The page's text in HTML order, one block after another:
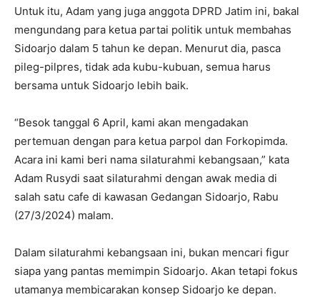
Untuk itu, Adam yang juga anggota DPRD Jatim ini, bakal
mengundang para ketua partai politik untuk membahas
Sidoarjo dalam 5 tahun ke depan. Menurut dia, pasca
pileg-pilpres, tidak ada kubu-kubuan, semua harus
bersama untuk Sidoarjo lebih baik.
“Besok tanggal 6 April, kami akan mengadakan
pertemuan dengan para ketua parpol dan Forkopimda.
Acara ini kami beri nama silaturahmi kebangsaan,” kata
Adam Rusydi saat silaturahmi dengan awak media di
salah satu cafe di kawasan Gedangan Sidoarjo, Rabu
(27/3/2024) malam.
Dalam silaturahmi kebangsaan ini, bukan mencari figur
siapa yang pantas memimpin Sidoarjo. Akan tetapi fokus
utamanya membicarakan konsep Sidoarjo ke depan.